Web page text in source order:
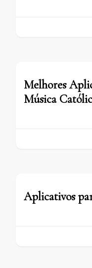
Melhores
Música
Aplicativos